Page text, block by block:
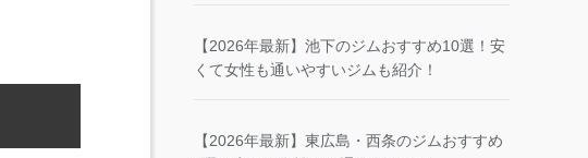
【2026年最新】池下のジムおすすめ10選！安
くて女性も通いやすいジムも紹介！
【2026年最新】東広島・西条のジムおすすめ